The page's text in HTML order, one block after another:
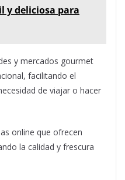
y deliciosa para
y mercados gourmet
facilitando el
de viajar o hacer
online que ofrecen
la calidad y frescura